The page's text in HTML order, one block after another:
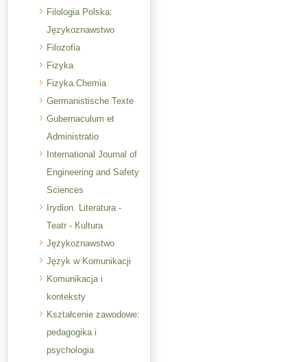
Filologia Polska:
Językoznawstwo
Filozofia
Fizyka
Fizyka.Chemia
Germanistische Texte
Gubernaculum et
Administratio
International Journal of
Engineering and Safety
Sciences
Irydion. Literatura -
Teatr - Kultura
Językoznawstwo
Język w Komunikacji
Komunikacja i
konteksty
Kształcenie zawodowe:
pedagogika i
psychologia